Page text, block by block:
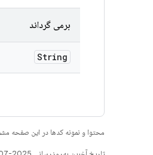
برمی گرداند
String
محتوا و نمونه کدها در این صفحه